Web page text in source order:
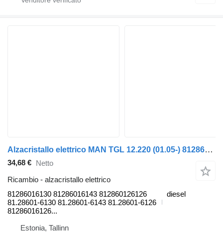
Alzacristallo elettrico MAN TGL 12.220 (01.05-) 81286016130 per trattore stradale MAN TGL, TGM, TGS, TGX (2005-2021)
34,68 € Netto
Ricambio - alzacristallo elettrico
81286016130 81286016143 812860126126
81.28601-6130 81.28601-6143 81.28601-6126
81286016126...
diesel
Estonia, Tallinn